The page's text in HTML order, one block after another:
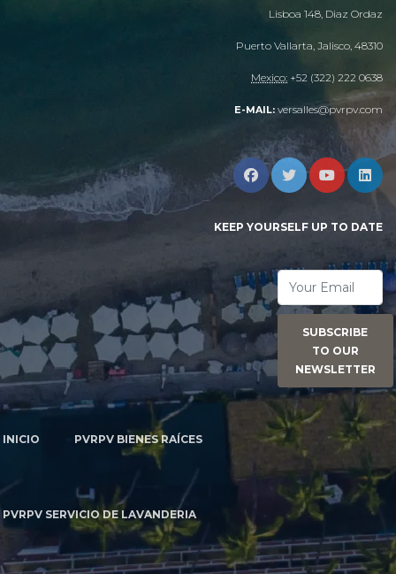
Lisboa 148, Diaz Ordaz
Puerto Vallarta, Jalisco, 48310
Mexico: +52 (322) 222 0638
E-MAIL: versalles@pvrpv.com
KEEP YOURSELF UP TO DATE
SUBSCRIBE
TO OUR
NEWSLETTER
INICIO PVRPV BIENES RAÍCES
PVRPV SERVICIO DE LAVANDERIA